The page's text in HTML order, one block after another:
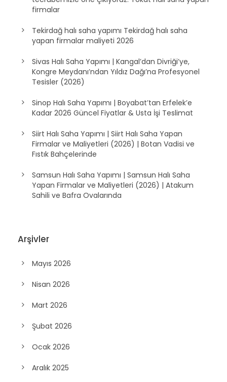
firmalar
Tekirdağ halı saha yapımı Tekirdağ halı saha
yapan firmalar maliyeti 2026
Sivas Halı Saha Yapımı | Kangal’dan Divriği’ye,
Kongre Meydanı’ndan Yıldız Dağı’na Profesyonel
Tesisler (2026)
Sinop Halı Saha Yapımı | Boyabat’tan Erfelek’e
Kadar 2026 Güncel Fiyatlar & Usta İşi Teslimat
Siirt Halı Saha Yapımı | Siirt Halı Saha Yapan
Firmalar ve Maliyetleri (2026) | Botan Vadisi ve
Fıstık Bahçelerinde
Samsun Halı Saha Yapımı | Samsun Halı Saha
Yapan Firmalar ve Maliyetleri (2026) | Atakum
Sahili ve Bafra Ovalarında
Arşivler
Mayıs 2026
Nisan 2026
Mart 2026
Şubat 2026
Ocak 2026
Aralık 2025